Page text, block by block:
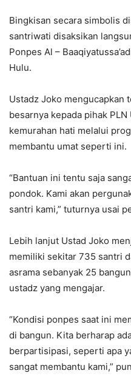
Bingkisan secara simbolis
santriwati disaksikan
Ponpes Al –
Hulu.
Ustadz Joko mengucapkan
besarnya kepada pihak PLN
kemurahan hati melalui
membantu umat seperti ini.
“Bantuan ini tentu saja
pondok. Kami akan
santri kami,” tuturnya usai
Lebih lanjut Ustad Joko
memiliki sekitar 735 santri
asrama sebanyak 25
ustadz yang mengajar.
“Kondisi ponpes saat ini
di bangun. Kita berharap
berpartisipasi, seperti apa
sangat membantu kami,”